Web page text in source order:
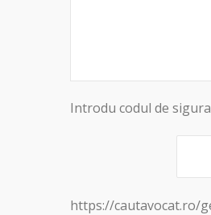
Introdu codul de
https://cautavocat.ro/